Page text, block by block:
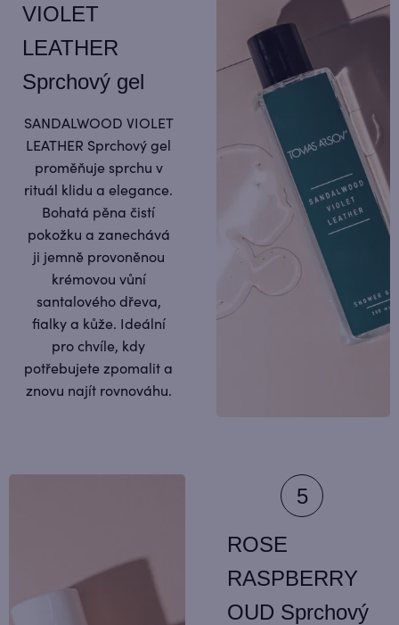
VIOLET
LEATHER
Sprchový gel
SANDALWOOD VIOLET
LEATHER Sprchový gel
proměňuje sprchu v
rituál klidu a elegance.
Bohatá pěna čistí
pokožku a zanechává
ji jemně provoněnou
krémovou vůní
santalového dřeva,
fialky a kůže. Ideální
pro chvíle, kdy
potřebujete zpomalit a
znovu najít rovnováhu.
ROSE
RASPBERRY
OUD Sprchový